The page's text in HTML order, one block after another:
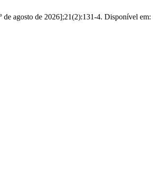
de agosto de 2026];21(2):131-4. Disponível em: